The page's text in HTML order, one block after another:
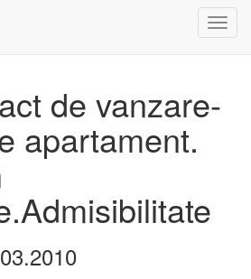
de vanzare-
apartament.